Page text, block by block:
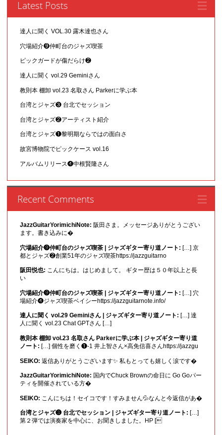
Latest Posts
達人に聞く VOL.30 露木達也さん
穴場紹介❾仲町台のジャズ喫茶
ピックガードが傷だらけ❷
達人に聞く vol.29 Geminiさん
教則本 棚卸 vol.23 名取さん Parkerに学ぶ本
台湾とジャズ❸ 台北でセッション
台湾とジャズ❷アーティスト紹介
台湾とジャズ❶黎明期ならではの面白さ
故宮博物院でピックケース vol.16
アルバムリリース❹中根賢隆さん
Recent Comments
JazzGuitarYorimichiNote: 阪田さま。メッセージありがとうござい
ます。書き込みに�
穴場紹介❾仲町台のジャズ喫茶 | ジャズギター寄り道ノート: […] 京
都とジャズ❷創業51年のジャズ喫茶https://jazzguitarno
阪田悦也: こんにちは。はじめまして。 ギター歴は５０年以上と長
い
穴場紹介❾仲町台のジャズ喫茶 | ジャズギター寄り道ノート: […] 穴
場紹介❹ジャズ喫茶ベイシーhttps://jazzguitarnote.info/
達人に聞く vol.29 Geminiさん | ジャズギター寄り道ノート: […] 達
人に聞く vol.23 Chat GPTさん […]
教則本 棚卸 vol.23 名取さん Parkerに学ぶ本 | ジャズギター寄り道
ノート: […] 個性を磨く❶-1 井上智さん×高免信喜さんhttps://jazzgu
SEIKO: 返信ありがとうございます✨ 私もとっても嬉しく涙です�
JazzGuitarYorimichiNote: 国内でChuck Brownの命日に Go Goパー
ティを開催されている方�
SEIKO: こんにちは！セイコです！すみません💦なんと今返信があ�
台湾とジャズ❸ 台北でセッション | ジャズギター寄り道ノート: […]
第２弾では演奏家を中心に、お聞きしました。HP [